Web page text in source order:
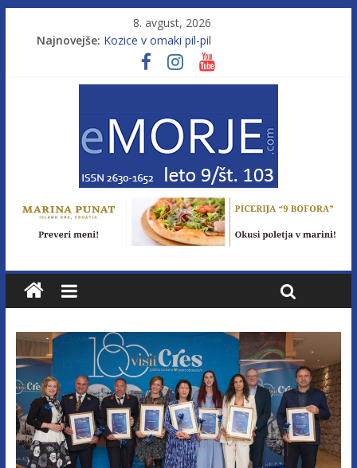
8. avgust, 2026
Najnovejše: Kozice v omaki pil-pil
Leto 9, št. 103; Licenca brez morja
Od morja do gorja 11